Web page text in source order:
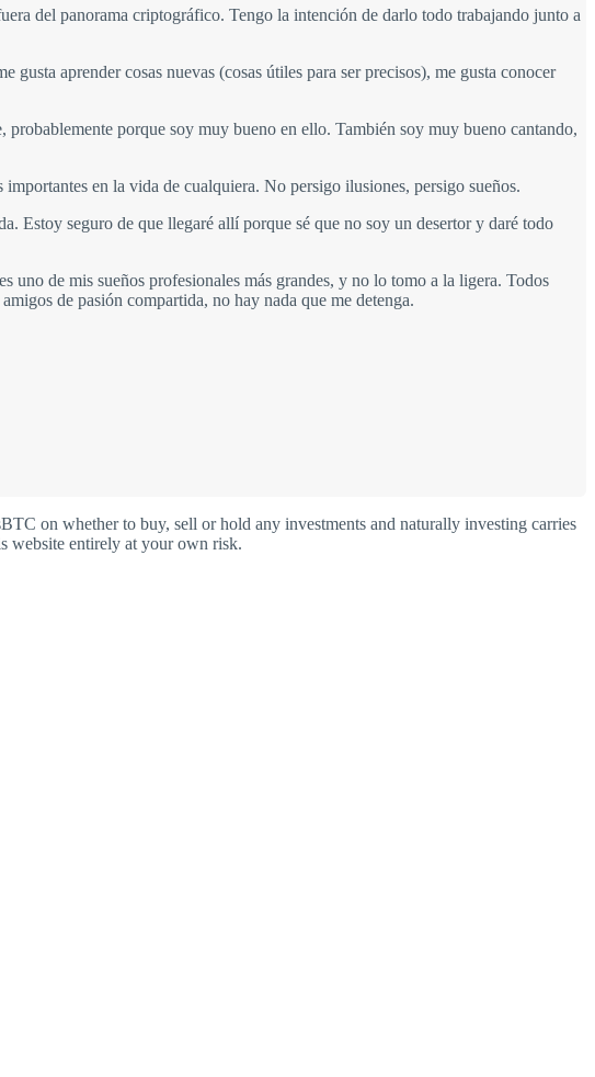
del panorama criptográfico. Tengo la intención de darlo todo trabajando junto a
aprender cosas nuevas (cosas útiles para ser precisos), me gusta conocer
porque soy muy bueno en ello. También soy muy bueno cantando,
en la vida de cualquiera. No persigo ilusiones, persigo sueños.
Estoy seguro de que llegaré allí porque sé que no soy un desertor y daré todo
uno de mis sueños profesionales más grandes, y no lo tomo a la ligera. Todos
de pasión compartida, no hay nada que me detenga.
on whether to buy, sell or hold any investments and naturally investing carries
website entirely at your own risk.